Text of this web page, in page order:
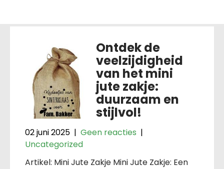
Ontdek de
veelzijdigheid
van het mini
jute zakje:
duurzaam en
stijlvol!
02 juni 2025 | Geen reacties |
Uncategorized
Artikel: Mini Jute Zakje Mini Jute Zakje: Een